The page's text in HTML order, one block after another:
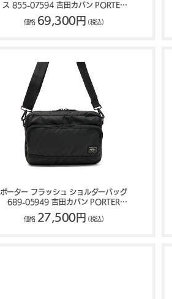
ス 855-07594 吉田カバン PORTER
FORCE
価格 69,300円 (税込)
ポーター フラッシュ ショルダーバッグ
689-05949 吉田カバン PORTER
FLASH
価格 27,500円 (税込)